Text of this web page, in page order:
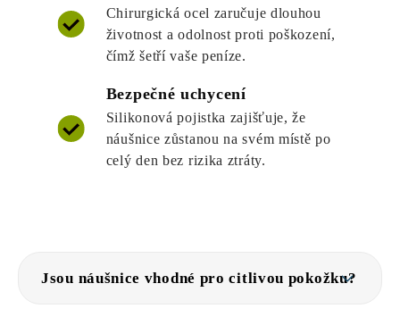
Chirurgická ocel zaručuje dlouhou
životnost a odolnost proti poškození,
čímž šetří vaše peníze.
Bezpečné uchycení
Silikonová pojistka zajišťuje, že
náušnice zůstanou na svém místě po
celý den bez rizika ztráty.
Jsou náušnice vhodné pro citlivou pokožku?